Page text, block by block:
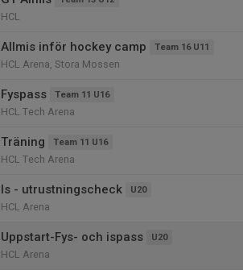
HCL
Allmis inför hockey camp Team 16 U11
HCL Arena, Stora Mossen
Fyspass Team 11 U16
HCL Tech Arena
Träning Team 11 U16
HCL Tech Arena
Is - utrustningscheck U20
HCL Arena
Uppstart-Fys- och ispass U20
HCL Arena